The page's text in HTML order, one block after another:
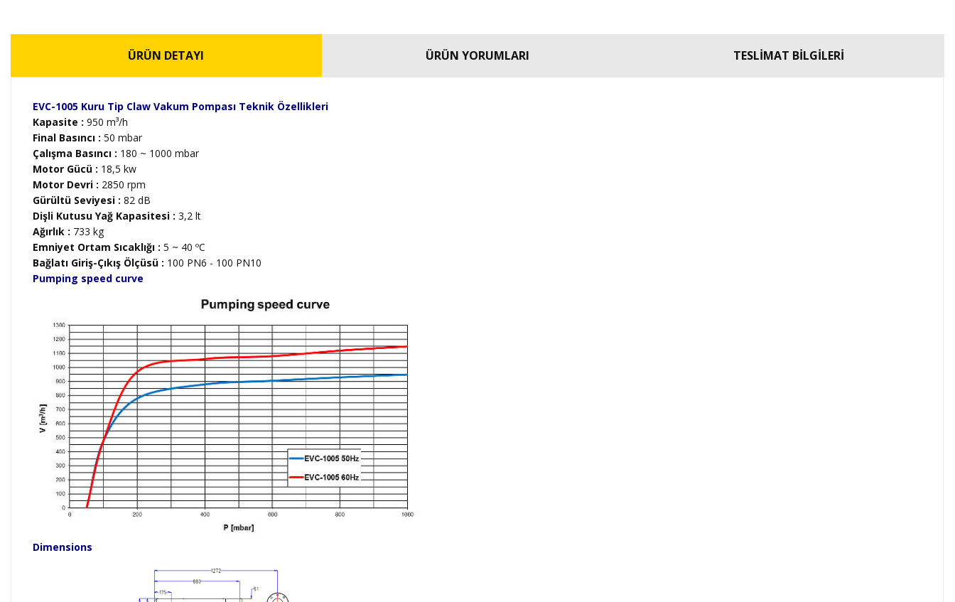
ÜRÜN DETAYI ÜRÜN YORUMLARI TESLİMAT BİLGİLERİ
EVC-1005 Kuru Tip Claw Vakum Pompası Teknik Özellikleri
Kapasite : 950 m³/h
Final Basıncı : 50 mbar
Çalışma Basıncı : 180 ~ 1000 mbar
Motor Gücü : 18,5 kw
Motor Devri : 2850 rpm
Gürültü Seviyesi : 82 dB
Dişli Kutusu Yağ Kapasitesi : 3,2 lt
Ağırlık : 733 kg
Emniyet Ortam Sıcaklığı : 5 ~ 40 ºC
Bağlatı Giriş-Çıkış Ölçüsü : 100 PN6 - 100 PN10
Pumping speed curve
Dimensions